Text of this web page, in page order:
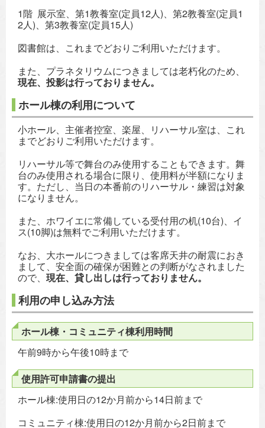
1階 展示室、第1教養室(定員12人)、第2教養室(定員1
2人)、第3教養室(定員15人)
図書館は、これまでどおりご利用いただけます。
また、プラネタリウムにつきましては老朽化のため、
現在、投影は行っておりません。
ホール棟の利用について
小ホール、主催者控室、楽屋、リハーサル室は、これ
までどおりご利用いただけます。
リハーサル等で舞台のみ使用することもできます。舞
台のみ使用される場合に限り、使用料が半額になりま
す。ただし、当日の本番前のリハーサル・練習は対象
になりません。
また、ホワイエに常備している受付用の机(10台)、イ
ス(10脚)は無料でご利用いただけます。
なお、大ホールにつきましては客席天井の耐震におき
まして、安全面の確保が困難との判断がなされました
ので、 現在、貸し出しは行っておりません。
利用の申し込み方法
ホール棟・コミュニティ棟利用時間
午前9時から午後10時まで
使用許可申請書の提出
ホール棟:使用日の12か月前から14日前まで
コミュニティ棟:使用日の12か月前から2日前まで